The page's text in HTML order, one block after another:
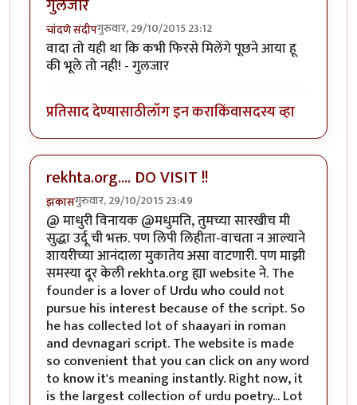
गुलजार
चांदणे संदीपगुरुवार, 29/10/2015 23:12
वादा तो यही था कि कभी फिरसे मिलेंगे पूछने आया हू
की भूले तो नही! - गुलजार
प्रतिसाद देण्यासाठीलॉग इन कराकिंवासदस्य व्हा
rekhta.org.... DO VISIT !!
झकासगुरुवार, 29/10/2015 23:49
@ माधुरी विनायक @मधुमति, तुमच्या सारखीच मी
सुद्धा उर्दू ची भक्त. पण लिपी लिहीता-वाचता न आल्याने
शायरीच्या आनंदाला मुकातेय असा वाटणारी. पण माझी
समस्या दूर केली rekhta.org ह्या website ने. The
founder is a lover of Urdu who could not
pursue his interest because of the script. So
he has collected lot of shaayari in roman
and devnagari script. The website is made
so convenient that you can click on any word
to know it's meaning instantly. Right now, it
is the largest collection of urdu poetry... Lot